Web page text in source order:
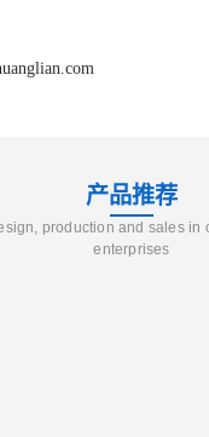
产品推荐
production and sales in
enterprises